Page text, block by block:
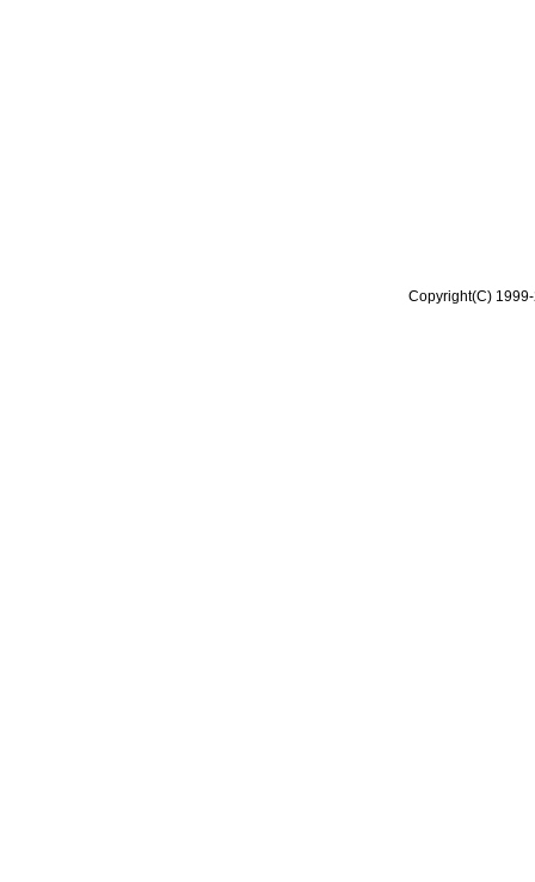
Copyright(C)